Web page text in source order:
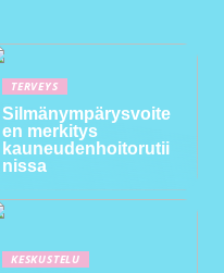
TERVEYS
Silmänympärysvoite
en merkitys
kauneudenhoitorutii
nissa
KESKUSTELU